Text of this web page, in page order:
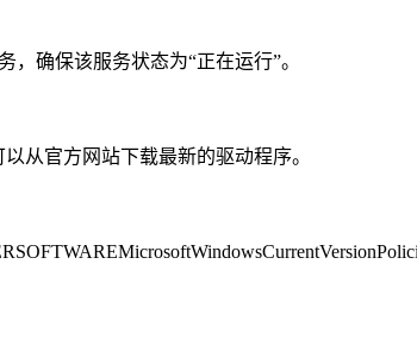
确保该服务状态为“正在运行”。
从官方网站下载最新的驱动程序。